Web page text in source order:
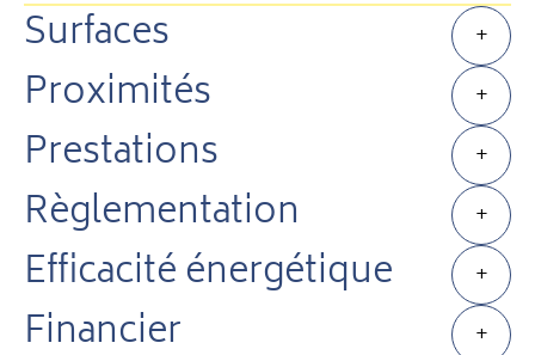
Surfaces +
Proximités +
Prestations +
Règlementation +
Efficacité énergétique +
Financier +